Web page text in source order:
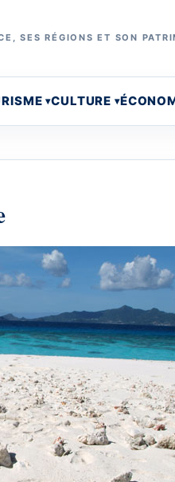
SES RÉGIONS ET SON
CULTURE